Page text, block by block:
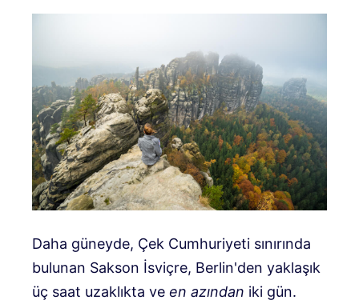
Daha güneyde, Çek Cumhuriyeti sınırında
bulunan Sakson İsviçre, Berlin'den yaklaşık
üç saat uzaklıkta ve en azından iki gün.